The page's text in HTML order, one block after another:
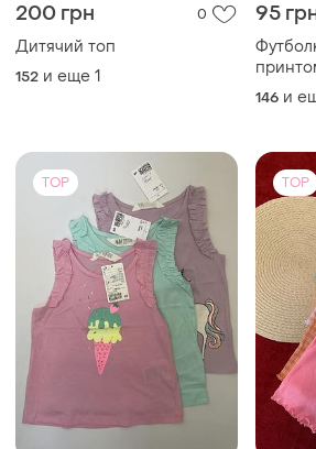
200 грн 0
Дитячий топ
152 и еще 1
95
146 и
TOP TOP